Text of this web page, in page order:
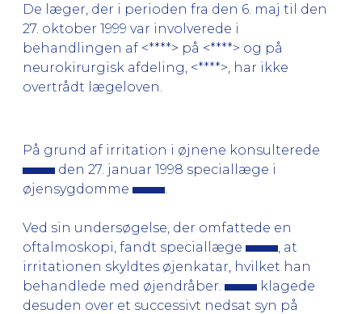
De læger, der i perioden fra den 6. maj til den
27. oktober 1999 var involverede i
behandlingen af <****> på <****> og på
neurokirurgisk afdeling, <****>, har ikke
overtrådt lægeloven.
På grund af irritation i øjnene konsulterede
den 27. januar 1998 speciallæge i
øjensygdomme
Ved sin undersøgelse, der omfattede en
oftalmoskopi, fandt speciallæge
, at
irritationen skyldtes øjenkatar, hvilket han
behandlede med øjendråber.
klagede
desuden over et successivt nedsat syn på